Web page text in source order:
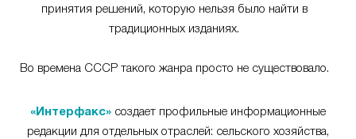
принятия решений, которую нельзя было найти в
традиционных изданиях.
Во времена СССР такого жанра просто не существовало.
«Интерфакс» создает профильные информационные
редакции для отдельных отраслей: сельского хозяйства,